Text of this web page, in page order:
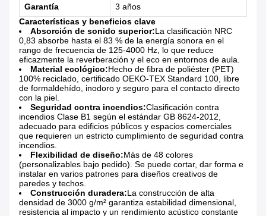
Garantía
3 años
Características y beneficios clave
Absorción de sonido superior:La clasificación NRC
0,83 absorbe hasta el 83 % de la energía sonora en el
rango de frecuencia de 125-4000 Hz, lo que reduce
eficazmente la reverberación y el eco en entornos de aula.
Material ecológico:Hecho de fibra de poliéster (PET)
100% reciclado, certificado OEKO-TEX Standard 100, libre
de formaldehído, inodoro y seguro para el contacto directo
con la piel.
Seguridad contra incendios:Clasificación contra
incendios Clase B1 según el estándar GB 8624-2012,
adecuado para edificios públicos y espacios comerciales
que requieren un estricto cumplimiento de seguridad contra
incendios.
Flexibilidad de diseño:Más de 48 colores
(personalizables bajo pedido). Se puede cortar, dar forma e
instalar en varios patrones para diseños creativos de
paredes y techos.
Construcción duradera:La construcción de alta
densidad de 3000 g/m² garantiza estabilidad dimensional,
resistencia al impacto y un rendimiento acústico constante